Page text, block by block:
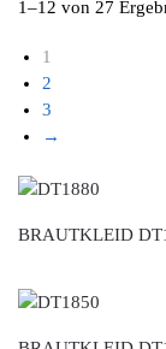
1–12 von 27
1
2
3
→
BRAUTKLEID